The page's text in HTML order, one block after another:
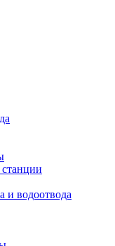
и водоотвода